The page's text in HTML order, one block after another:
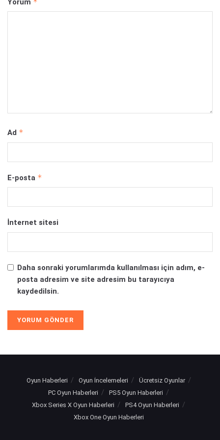
Yorum
Ad *
E-posta *
İnternet sitesi
Daha sonraki yorumlarımda kullanılması için adım, e-
posta adresim ve site adresim bu tarayıcıya
kaydedilsin.
Oyun Haberleri Oyun İncelemeleri
Ücretsiz Oyunlar
PC Oyun Haberleri
PS5 Oyun Haberleri
Xbox Series X Oyun Haberleri
PS4 Oyun Haberleri
Xbox One Oyun Haberleri